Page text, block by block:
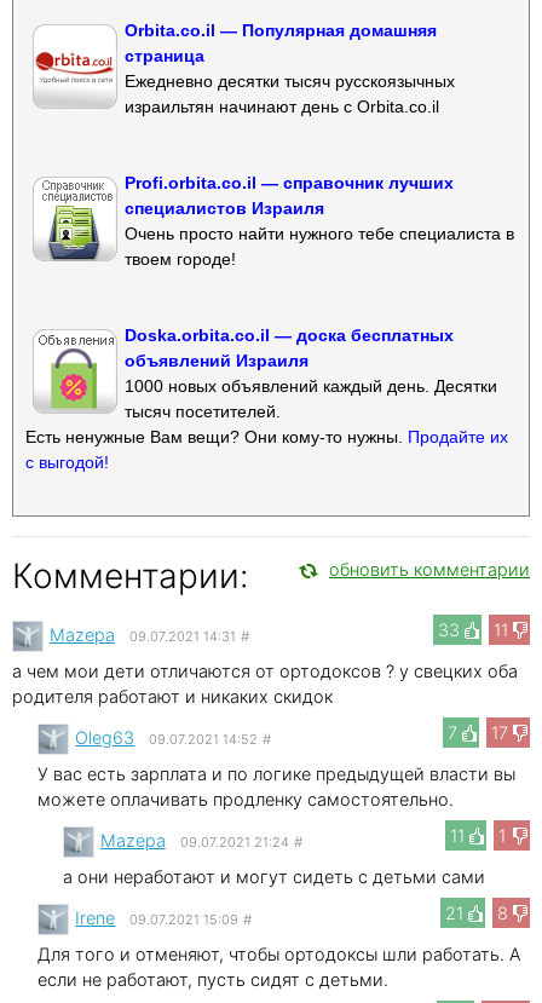
Orbita.co.il — Популярная домашняя
страница
Ежедневно десятки тысяч русскоязычных
израильтян начинают день с Orbita.co.il
Profi.orbita.co.il — справочник лучших
специалистов Израиля
Очень просто найти нужного тебе специалиста в
твоем городе!
Doska.orbita.co.il — доска бесплатных
объявлений Израиля
1000 новых объявлений каждый день. Десятки
тысяч посетителей.
Есть ненужные Вам вещи? Они кому-то нужны. Продайте их
с выгодой!
Комментарии: обновить комментарии
33 11
Mazepa 09.07.2021 14:31 #
а чем мои дети отличаются от ортодоксов ? у свецких оба
родителя работают и никаких скидок
7
17
Oleg63 09.07.2021 14:52 #
У вас есть зарплата и по логике предыдущей власти вы
можете оплачивать продленку самостоятельно.
11
1
Mazepa 09.07.2021 21:24 #
а они неработают и могут сидеть с детьми сами
21
8
Irene 09.07.2021 15:09 #
Для того и отменяют, чтобы ортодоксы шли работать. А
если не работают, пусть сидят с детьми.